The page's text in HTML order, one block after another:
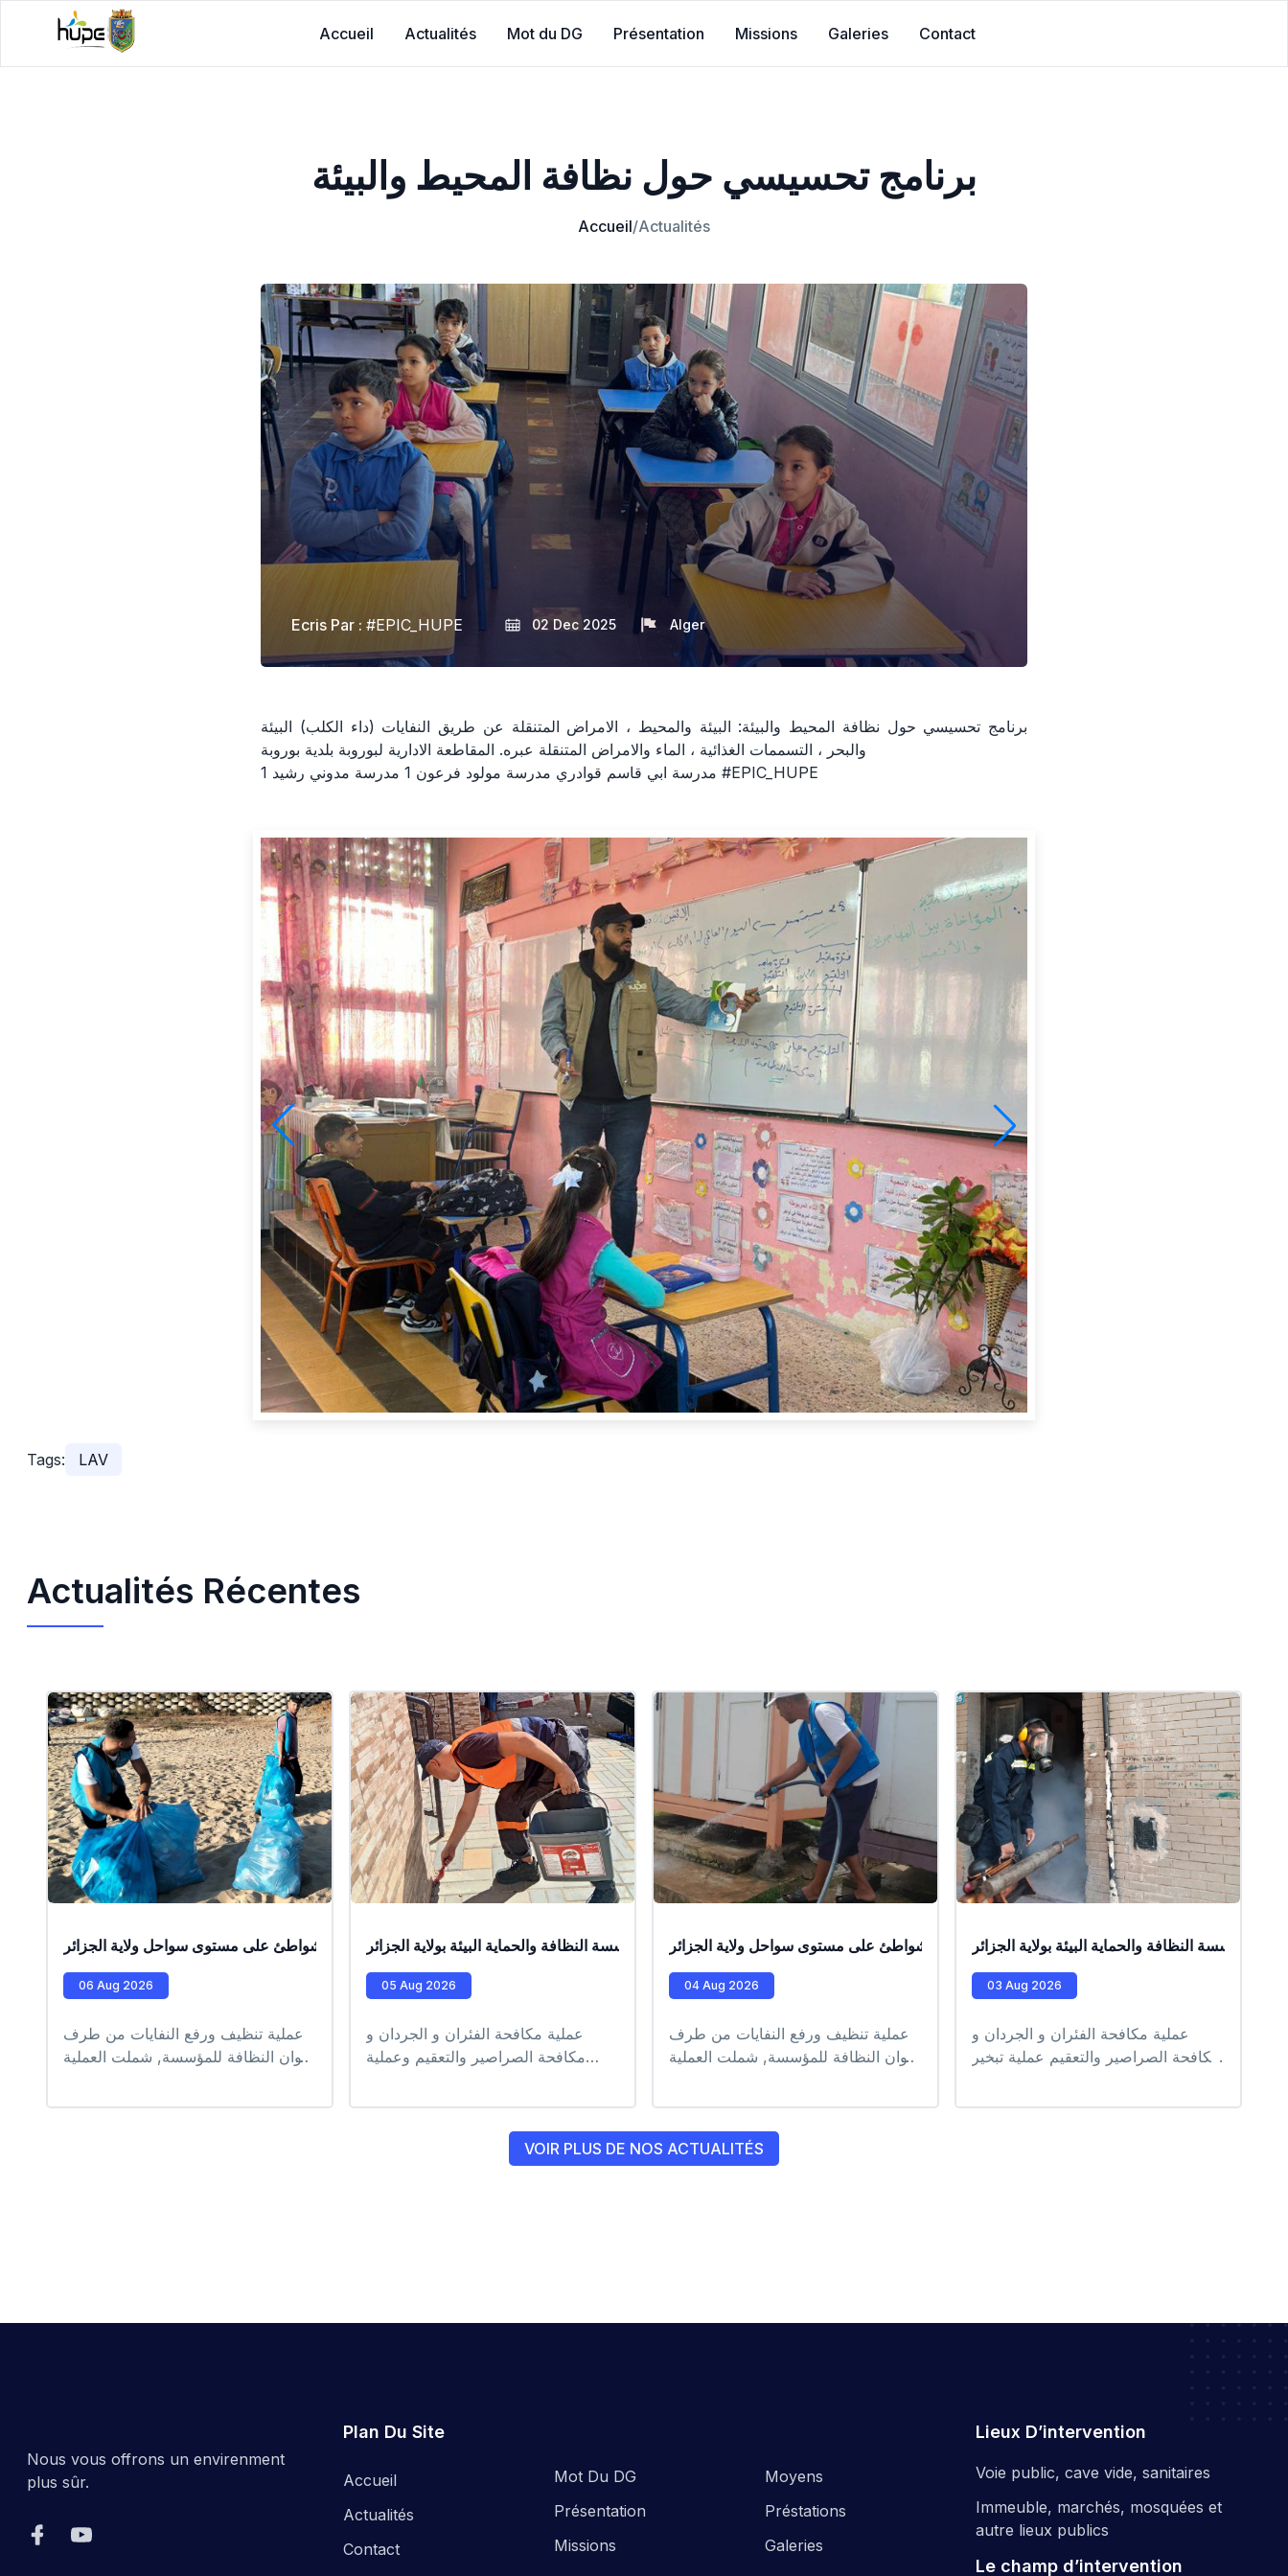
Accueil Actualités Mot du DG Présentation Missions Galeries Contact
برنامج تحسيسي حول نظافة المحيط والبيئة
Accueil/Actualités
Ecris Par : #EPIC_HUPE 02 Dec 2025 Alger
برنامج تحسيسي حول نظافة المحيط والبيئة: البيئة والمحيط ، الامراض المتنقلة عن طريق النفايات (داء الكلب) البيئة
والبحر ، التسممات الغذائية ، الماء والامراض المتنقلة عبره. المقاطعة الادارية لبوروبة بلدية بوروبة
مدرسة ابي قاسم قوادري مدرسة مولود فرعون 1 مدرسة مدوني رشيد 1 #EPIC_HUPE
Tags: LAV
Actualités Récentes
عملية تنظيف الشواطئ على مستوى سواحل ولاية الجزائر
06 Aug 2026
عملية تنظيف ورفع النفايات من طرف
أعوان النظافة للمؤسسة, شملت العملية
للرويبة كل من شاطىء القادوس،
عمليات تدخل ميدانية من طرف عمال مؤسسة النظافة والحماية البيئة بولاية الجزائر
05 Aug 2026
عملية مكافحة الفئران و الجردان و
مكافحة الصراصير والتعقيم وعملية
#وحدة_وادي_قريش #EPIC_HUPE
عملية تنظيف الشواطئ على مستوى سواحل ولاية الجزائر
04 Aug 2026
عملية تنظيف ورفع النفايات من طرف
أعوان النظافة للمؤسسة, شملت العملية
للرويبة كل من شاطىء القادوس،
مؤسسة النظافة والحماية البيئة بولاية الجزائر
03 Aug 2026
عملية مكافحة الفئران و الجردان و
مكافحة الصراصير والتعقيم عملية تبخير
بلديات :جسر قسنطينة حراش واد
VOIR PLUS DE NOS ACTUALITÉS
Nous vous offrons un envirenment
plus sûr.
Plan Du Site
Accueil
Actualités
Contact
Mot Du DG
Présentation
Missions
Moyens
Préstations
Galeries
Lieux D’intervention
Voie public, cave vide, sanitaires
Immeuble, marchés, mosquées et
autre lieux publics
Le champ d’intervention